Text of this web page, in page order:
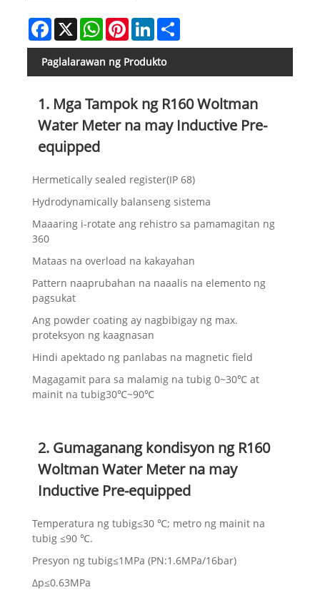
Facebook
X WhatsAppPinterestLinkedInShare
Paglalarawan ng Produkto
1. Mga Tampok ng R160 Woltman
Water Meter na may Inductive Pre-
equipped
Hermetically sealed register(IP 68)
Hydrodynamically balanseng sistema
Maaaring i-rotate ang rehistro sa pamamagitan ng
360
Mataas na overload na kakayahan
Pattern naaprubahan na naaalis na elemento ng
pagsukat
Ang powder coating ay nagbibigay ng max.
proteksyon ng kaagnasan
Hindi apektado ng panlabas na magnetic field
Magagamit para sa malamig na tubig 0~30℃ at
mainit na tubig30℃~90℃
2. Gumaganang kondisyon ng R160
Woltman Water Meter na may
Inductive Pre-equipped
Temperatura ng tubig≤30 ℃; metro ng mainit na
tubig ≤90 ℃.
Presyon ng tubig≤1MPa (PN:1.6MPa/16bar)
Δp≤0.63MPa